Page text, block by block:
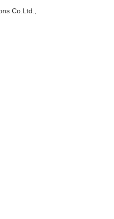
Co.Ltd.,